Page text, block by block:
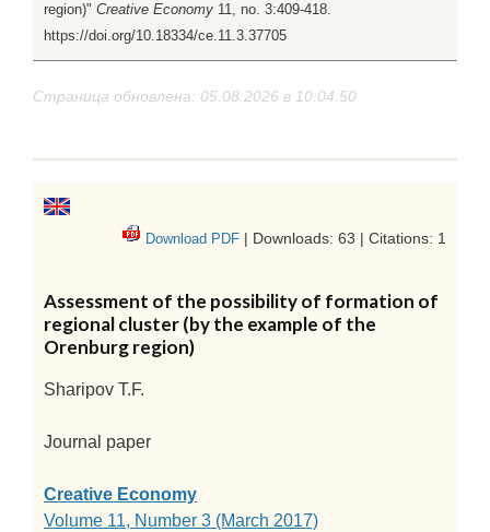
region)" Creative Economy 11, no. 3:409-418.
https://doi.org/10.18334/ce.11.3.37705
Страница обновлена: 05.08.2026 в 10:04:50
Download PDF | Downloads: 63 | Citations: 1
Assessment of the possibility of formation of
regional cluster (by the example of the
Orenburg region)
Sharipov T.F.
Journal paper
Creative Economy
Volume 11, Number 3 (March 2017)